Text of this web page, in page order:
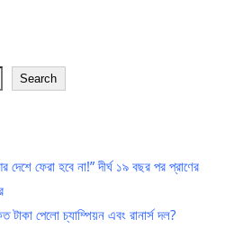
Search
ফেরা হবে না!” দীর্ঘ ১৯ বছর পর প্রাণের
পেলো চ্যাম্পিয়ন এবং রানার্স দল?